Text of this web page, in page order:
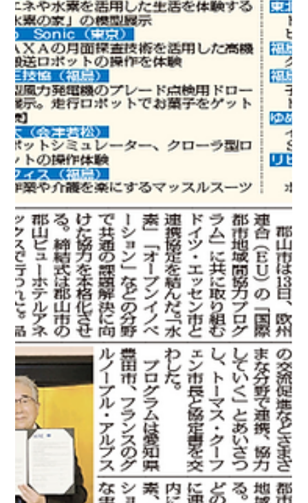
田が登壇しました。 経営層が集結する日本最大級のオープンイ
ノベーションカンファレンス「JAPAN...